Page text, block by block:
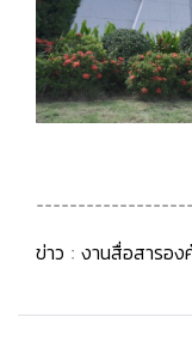
ข่าว : งานสื่อสารอ